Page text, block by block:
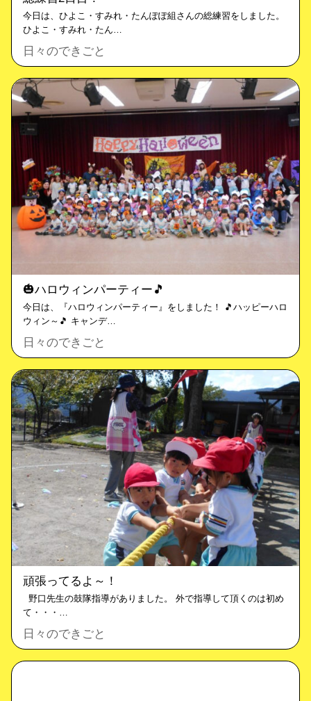
今日は、ひよこ・すみれ・たんぽぽ組さんの総練習をしました。
ひよこ・すみれ・たん…
日々のできごと
🎃ハロウィンパーティー🎵
今日は、『ハロウィンパーティー』をしました！ 🎵ハッピーハロ
ウィン～🎵 キャンデ…
日々のできごと
頑張ってるよ～！
野口先生の鼓隊指導がありました。 外で指導して頂くのは初め
て・・・…
日々のできごと